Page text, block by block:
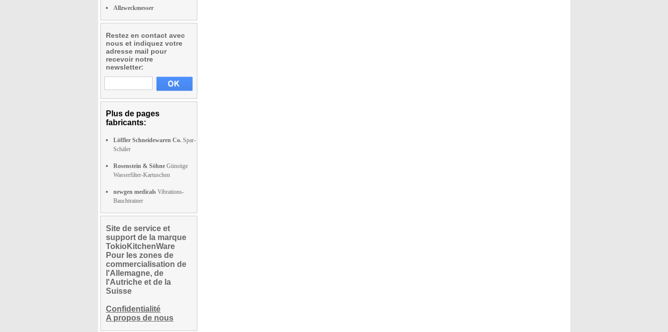
Allzweckmesser
Restez en contact avec
nous et indiquez votre
adresse mail pour
recevoir notre
newsletter:
Plus de pages
fabricants:
Löffler Schneidewaren Co. Spar-
Schäler
Rosenstein & Söhne Günstige
Wasserfilter-Kartuschen
newgen medicals Vibrations-
Bauchtrainer
Site de service et
support de la marque
TokioKitchenWare
Pour les zones de
commercialisation de
l'Allemagne, de
l'Autriche et de la
Suisse
Confidentialité
A propos de nous